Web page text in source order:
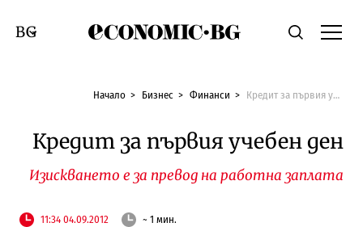
Economic.bgТърсене
Смяна на език
Начало Бизнес Финанси Кредит за първия учебен ден
Кредит за първия учебен ден
Изискването е за превод на работна заплата
11:34 04.09.2012 ~ 1 мин.